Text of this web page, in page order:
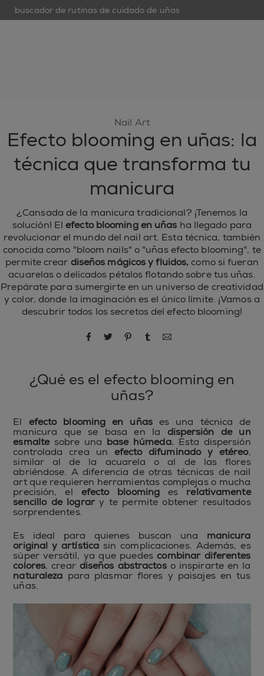
buscador de rutinas de cuidado de uñas
Nail Art
Efecto blooming en uñas: la
técnica que transforma tu
manicura
¿Cansada de la manicura tradicional? ¡Tenemos la
solución! Elefecto blooming en uñas ha llegado para
revolucionar el mundo del nail art. Esta técnica, también
conocida como "bloom nails" o "uñas efecto blooming", te
permite crear diseños mágicos y fluidos,como si fueran
acuarelas o delicados pétalos flotando sobre tus uñas.
Prepárate para sumergirte en un universo de creatividad
y color, donde la imaginación es el único límite. ¡Vamos a
descubrir todos los secretos del efecto blooming!
compartir por Facebook
compartir por Twitter
compartir por Pinterest
compartir por Tumblr
compartir por
¿Qué es el efecto blooming en
uñas?
El efecto blooming en uñases una técnica de
manicura que se basa en la dispersión de un
esmaltesobre una base húmeda. Esta dispersión
controlada crea un efecto difuminado y etéreo,
similar al de la acuarela o al de las flores
abriéndose. A diferencia de otras técnicas de nail
art que requieren herramientas complejas o mucha
precisión, el efecto blooming es relativamente
sencillo de lograry te permite obtener resultados
sorprendentes.
Es ideal para quienes buscan una manicura
original y artísticasin complicaciones. Además, es
súper versátil, ya que puedescombinar diferentes
colores, crear diseños abstractoso inspirarte en la
naturaleza para plasmar flores y paisajes en tus
uñas.